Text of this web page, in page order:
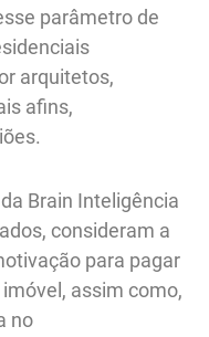
parâmetro de
arquitetos,
afins,
Brain Inteligência
consideram a
para pagar
assim como,
no